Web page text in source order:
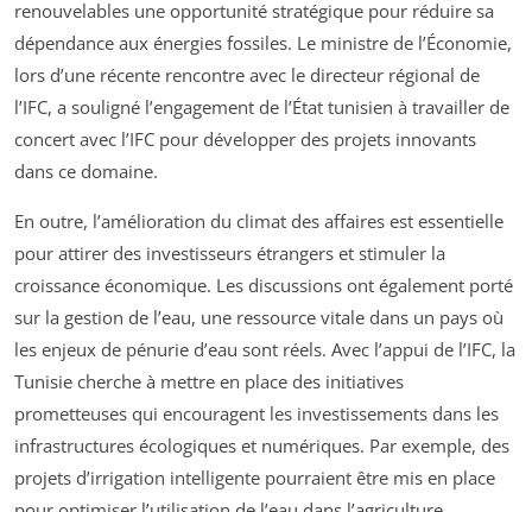
renouvelables une opportunité stratégique pour réduire sa
dépendance aux énergies fossiles. Le ministre de l’Économie,
lors d’une récente rencontre avec le directeur régional de
l’IFC, a souligné l’engagement de l’État tunisien à travailler de
concert avec l’IFC pour développer des projets innovants
dans ce domaine.
En outre, l’amélioration du climat des affaires est essentielle
pour attirer des investisseurs étrangers et stimuler la
croissance économique. Les discussions ont également porté
sur la gestion de l’eau, une ressource vitale dans un pays où
les enjeux de pénurie d’eau sont réels. Avec l’appui de l’IFC, la
Tunisie cherche à mettre en place des initiatives
prometteuses qui encouragent les investissements dans les
infrastructures écologiques et numériques. Par exemple, des
projets d’irrigation intelligente pourraient être mis en place